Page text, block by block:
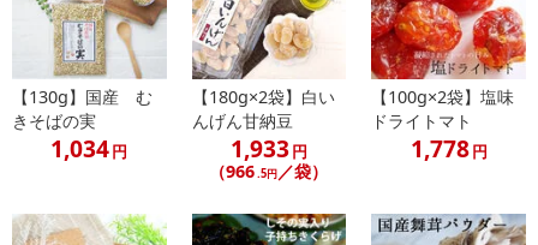
【130g】国産 む
きそばの実
1,034円
【180g×2袋】白い
んげん甘納豆
1,933円
（966.5円／袋）
【100g×2袋】塩味
ドライトマト
1,778円